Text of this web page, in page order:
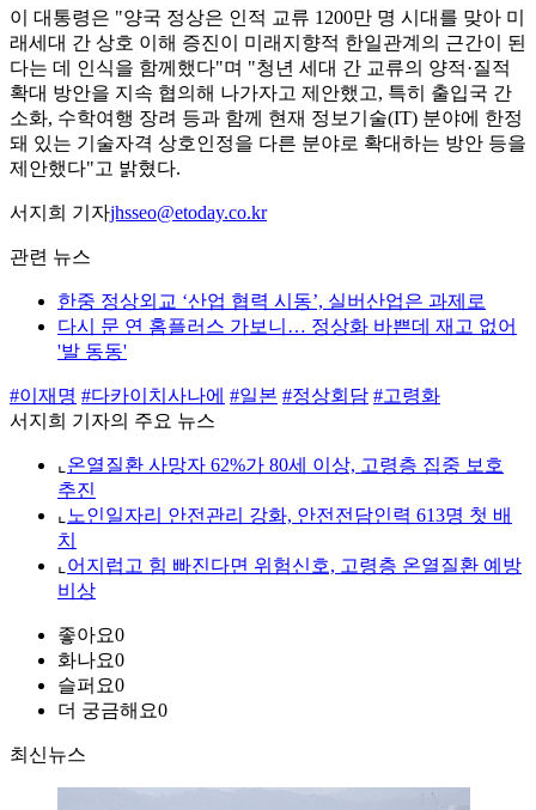
이 대통령은 "양국 정상은 인적 교류 1200만 명 시대를 맞아 미
래세대 간 상호 이해 증진이 미래지향적 한일관계의 근간이 된
다는 데 인식을 함께했다"며 "청년 세대 간 교류의 양적·질적
확대 방안을 지속 협의해 나가자고 제안했고, 특히 출입국 간
소화, 수학여행 장려 등과 함께 현재 정보기술(IT) 분야에 한정
돼 있는 기술자격 상호인정을 다른 분야로 확대하는 방안 등을
제안했다"고 밝혔다.
서지희 기자jhsseo@etoday.co.kr
관련 뉴스
한중 정상외교 ‘산업 협력 시동’, 실버산업은 과제로
다시 문 연 홈플러스 가보니… 정상화 바쁜데 재고 없어
'발 동동'
#이재명 #다카이치사나에 #일본 #정상회담 #고령화
서지희 기자의 주요 뉴스
⌞ 온열질환 사망자 62%가 80세 이상, 고령층 집중 보호
추진
⌞ 노인일자리 안전관리 강화, 안전전담인력 613명 첫 배
치
⌞ 어지럽고 힘 빠진다면 위험신호, 고령층 온열질환 예방
비상
좋아요0
화나요0
슬퍼요0
더 궁금해요0
최신뉴스